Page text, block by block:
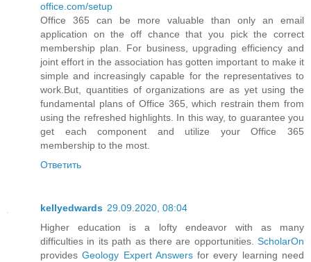
office.com/setup
Office 365 can be more valuable than only an email
application on the off chance that you pick the correct
membership plan. For business, upgrading efficiency and
joint effort in the association has gotten important to make it
simple and increasingly capable for the representatives to
work.But, quantities of organizations are as yet using the
fundamental plans of Office 365, which restrain them from
using the refreshed highlights. In this way, to guarantee you
get each component and utilize your Office 365
membership to the most.
Ответить
kellyedwards 29.09.2020, 08:04
Higher education is a lofty endeavor with as many
difficulties in its path as there are opportunities. ScholarOn
providesGeology Expert Answersfor every learning need